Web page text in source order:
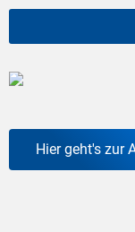
Hier geht's zur